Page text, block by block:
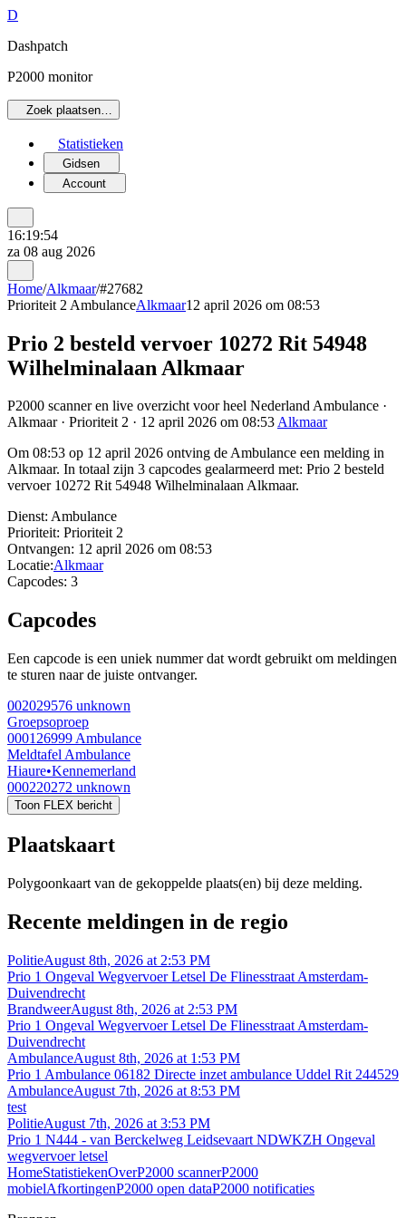
D
Dashpatch
P2000 monitor
Zoek plaatsen…
Statistieken
Gidsen
Account
16:19:54
za 08 aug 2026
Home/Alkmaar/#27682
Prioriteit 2 AmbulanceAlkmaar12 april 2026 om 08:53
Prio 2 besteld vervoer 10272 Rit 54948
Wilhelminalaan Alkmaar
P2000 scanner en live overzicht voor heel Nederland Ambulance ·
Alkmaar · Prioriteit 2 · 12 april 2026 om 08:53Alkmaar
Om 08:53 op 12 april 2026 ontving de Ambulance een melding in
Alkmaar. In totaal zijn 3 capcodes gealarmeerd met: Prio 2 besteld
vervoer 10272 Rit 54948 Wilhelminalaan Alkmaar.
Dienst: Ambulance
Prioriteit: Prioriteit 2
Ontvangen: 12 april 2026 om 08:53
Locatie:Alkmaar
Capcodes: 3
Capcodes
Een capcode is een uniek nummer dat wordt gebruikt om meldingen
te sturen naar de juiste ontvanger.
002029576 unknown
Groepsoproep
000126999 Ambulance
Meldtafel Ambulance
Hiaure•Kennemerland
000220272 unknown
Toon FLEX bericht
Plaatskaart
Polygoonkaart van de gekoppelde plaats(en) bij deze melding.
Recente meldingen in de regio
PolitieAugust 8th, 2026 at 2:53 PM
Prio 1 Ongeval Wegvervoer Letsel De Flinesstraat Amsterdam-
Duivendrecht
BrandweerAugust 8th, 2026 at 2:53 PM
Prio 1 Ongeval Wegvervoer Letsel De Flinesstraat Amsterdam-
Duivendrecht
AmbulanceAugust 8th, 2026 at 1:53 PM
Prio 1 Ambulance 06182 Directe inzet ambulance Uddel Rit 244529
AmbulanceAugust 7th, 2026 at 8:53 PM
test
PolitieAugust 7th, 2026 at 3:53 PM
Prio 1 N444 - van Berckelweg Leidsevaart NDWKZH Ongeval
wegvervoer letsel
HomeStatistiekenOverP2000 scannerP2000
mobielAfkortingenP2000 open dataP2000 notificaties